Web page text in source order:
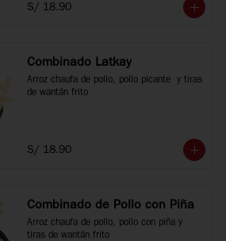
S/ 18.90
Combinado Latkay
Arroz chaufa de pollo, pollo picante  y tiras
de wantán frito
S/ 18.90
Combinado de Pollo con Piña
Arroz chaufa de pollo, pollo con piña y
tiras de wantán frito